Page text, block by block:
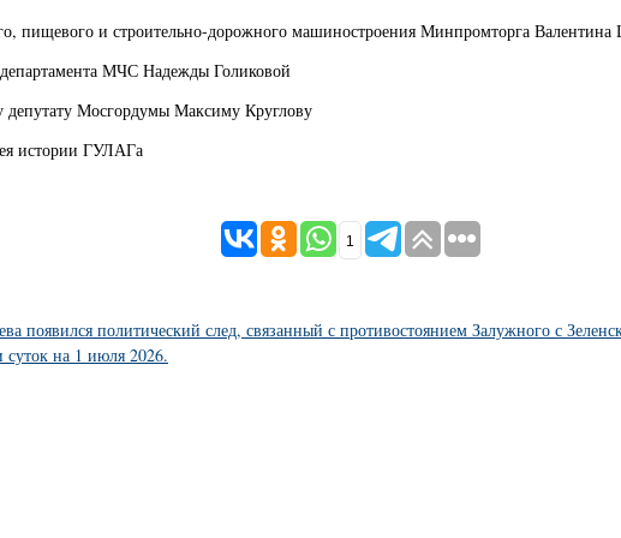
пищевого и строительно-дорожного машиностроения Минпромторга Валентина
МЧС Надежды Голиковой
Мосгордумы Максиму Круглову
истории ГУЛАГа
1
появился политический след, связанный с противостоянием Залужного с
на 1 июля 2026.